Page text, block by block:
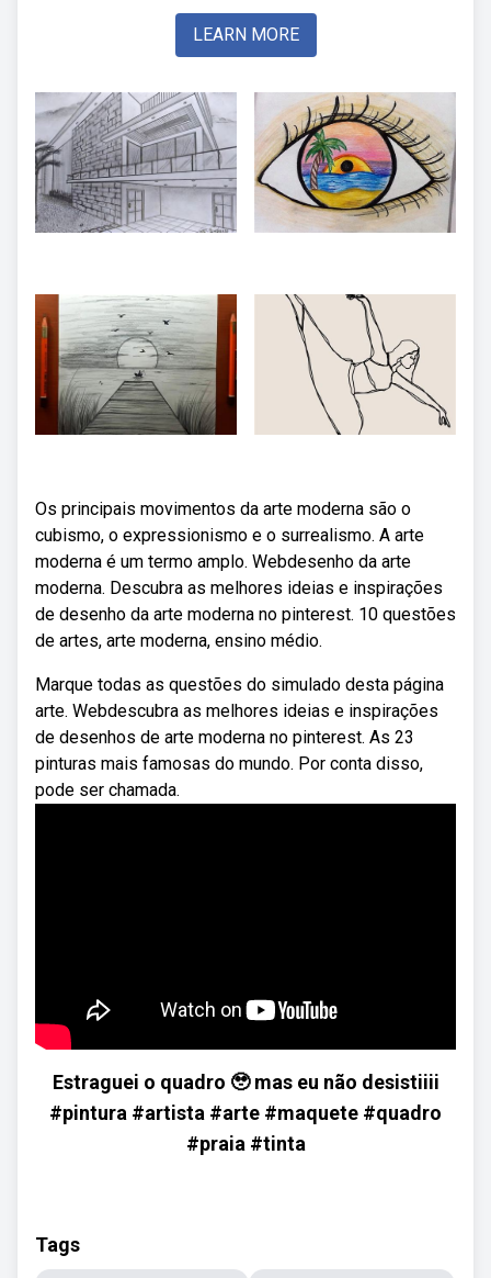
LEARN MORE
Os principais movimentos da arte moderna são o
cubismo, o expressionismo e o surrealismo. A arte
moderna é um termo amplo. Webdesenho da arte
moderna. Descubra as melhores ideias e inspirações
de desenho da arte moderna no pinterest. 10 questões
de artes, arte moderna, ensino médio.
Marque todas as questões do simulado desta página
arte. Webdescubra as melhores ideias e inspirações
de desenhos de arte moderna no pinterest. As 23
pinturas mais famosas do mundo. Por conta disso,
pode ser chamada.
Estraguei o quadro 🥹 mas eu não desistiiii
#pintura #artista #arte #maquete #quadro
#praia #tinta
Tags